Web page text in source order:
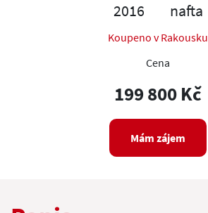
2016
nafta
Koupeno v Rakousku
Cena
199 800 Kč
Mám zájem